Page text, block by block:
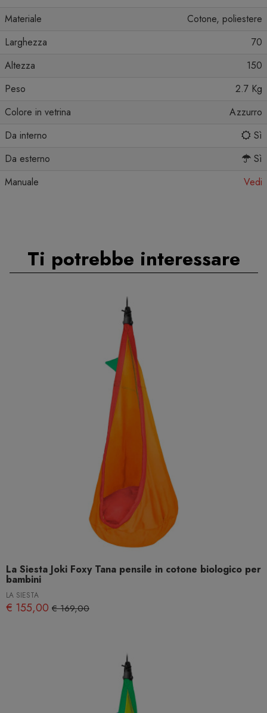
Materiale
Cotone, poliestere
Larghezza
70
Altezza
150
Peso
2.7 Kg
Colore in vetrina
Azzurro
Da interno
Sì
Da esterno
Sì
Manuale
Vedi
Ti potrebbe interessare
La Siesta Joki Foxy Tana pensile in cotone biologico per
bambini
LA SIESTA
€ 155,00 € 169,00